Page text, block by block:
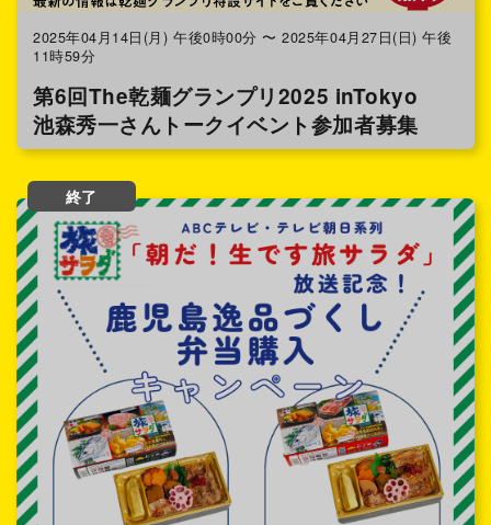
2025年04月14日(月) 午後0時00分 〜 2025年04月27日(日) 午後
11時59分
第6回The乾麺グランプリ2025 inTokyo
池森秀一さんトークイベント参加者募集
終了